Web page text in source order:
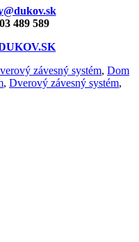
489 589
závesný systém, Dom
, Dverový závesný systém,